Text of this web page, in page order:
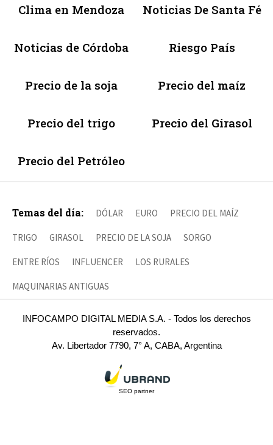
Clima en Mendoza Noticias De Santa Fé
Noticias de Córdoba Riesgo País
Precio de la soja Precio del maíz
Precio del trigo Precio del Girasol
Precio del Petróleo
Temas del día: DÓLAR EURO PRECIO DEL MAÍZ
TRIGO GIRASOL PRECIO DE LA SOJA SORGO
ENTRE RÍOS INFLUENCER LOS RURALES
MAQUINARIAS ANTIGUAS
INFOCAMPO DIGITAL MEDIA S.A. - Todos los derechos
reservados.
Av. Libertador 7790, 7° A, CABA, Argentina
SEO partner